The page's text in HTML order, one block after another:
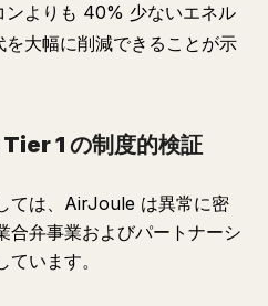
ンよりも 40% 少ないエネル
を大幅に削減できることが示
1 の制度的検証
ては、AirJoule は異常に密
合弁事業およびパートナーシ
います。